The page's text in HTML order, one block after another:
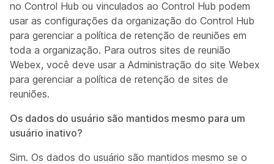
no Control Hub ou vinculados ao Control Hub podem
usar as configurações da organização do Control Hub
para gerenciar a política de retenção de reuniões em
toda a organização. Para outros sites de reunião
Webex, você deve usar a Administração do site Webex
para gerenciar a política de retenção de sites de
reuniões.
Os dados do usuário são mantidos mesmo para um
usuário inativo?
Sim. Os dados do usuário são mantidos mesmo se o